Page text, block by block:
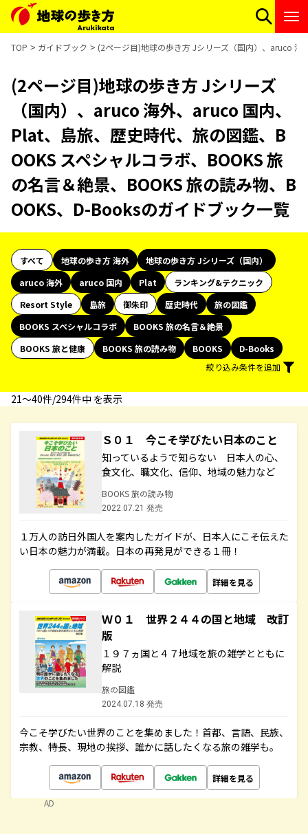
TOP ガイドブック (2ページ目)地球の歩き方 Jシリーズ（国内）、aruco 海
(2ページ目)地球の歩き方 Jシリーズ
（国内）、aruco 海外、aruco 国内、
Plat、島旅、歴史時代、旅の図鑑、B
OOKS スペシャルコラボ、BOOKS 旅
の名言＆絶景、BOOKS 旅の読み物、B
OOKS、D-Booksのガイドブック一覧
すべて 地球の歩き方 海外
地球の歩き方 Jシリーズ（国内）
aruco 海外
aruco 国内 Plat
ランキング&テクニック
Resort Style
島旅 御朱印 歴史時代
旅の図鑑
BOOKS スペシャルコラボ
BOOKS 旅の名言＆絶景
BOOKS 旅と健康
BOOKS 旅の読み物 BOOKS
D-Books
絞り込み条件を追加
21〜40件/294件中 を表示
Ｓ０１ 今こそ学びたい日本のこと
知っているようで知らない 日本人の心、
食文化、職文化、信仰、地域の魅力など
BOOKS 旅の読み物
2022.07.21 発売
１万人の訪日外国人を案内したガイドが、日本人にこそ伝えた
い日本の魅力が満載。日本の再発見ができる１冊！
詳細を見る
Ｗ０１ 世界２４４の国と地域 改訂
版
１９７ヵ国と４７地域を旅の雑学とともに
解説
旅の図鑑
2024.07.18 発売
今こそ学びたい世界のことを集めました！首都、言語、民族、
宗教、特長、現地の挨拶、誰かに話したくなる旅の雑学も。
詳細を見る
AD